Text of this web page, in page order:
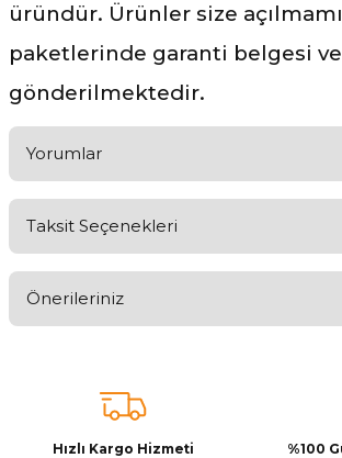
üründür. Ürünler size
paketlerinde garanti belgesi ve
gönderilmektedir.
Yorumlar
Ürünü Değerlendir
Taksit Seçenekleri
Önerileriniz
tarafımıza iletebilirsiniz.
Görüş ve önerileriniz için teşekkür ederiz.
Hızlı Kargo Hizmeti
%100